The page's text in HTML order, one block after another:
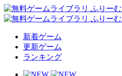
新着ゲーム
更新ゲーム
ランキング